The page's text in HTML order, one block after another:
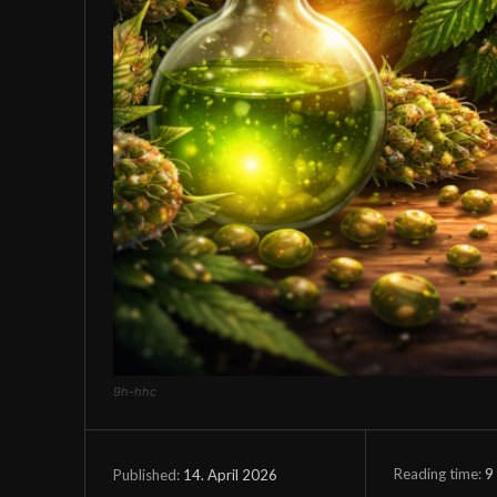
9h-hhc
Published: 14. April 2026 Reading time: 9